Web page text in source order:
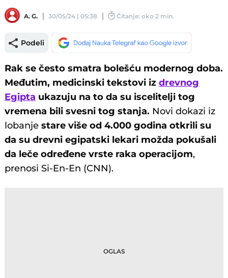
A. G. 30/05/24 | 05:38 Čitanje: oko 2 min.
Podeli
Rak se često smatra bolešću modernog doba.
Međutim, medicinski tekstovi izdrevnog
Egipta ukazuju na to da su iscelitelji tog
vremena bili svesni tog stanja. Novi dokazi iz
lobanjestare više od 4.000 godina otkrili su
da su drevni egipatski lekari možda pokušali
da leče određene vrste raka operacijom,
prenosi Si-En-En (CNN).